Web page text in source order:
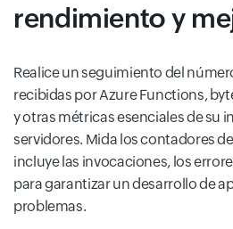
rendimiento y
Realice un seguimiento del
recibidas por Azure Functions,
y otras métricas esenciales de su
servidores. Mida los contadores
incluye las invocaciones, los
para garantizar un desarrollo de
problemas.